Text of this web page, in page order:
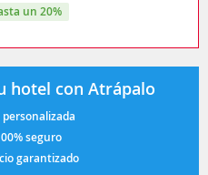
un 20%
hotel con Atrápalo
seguro
garantizado